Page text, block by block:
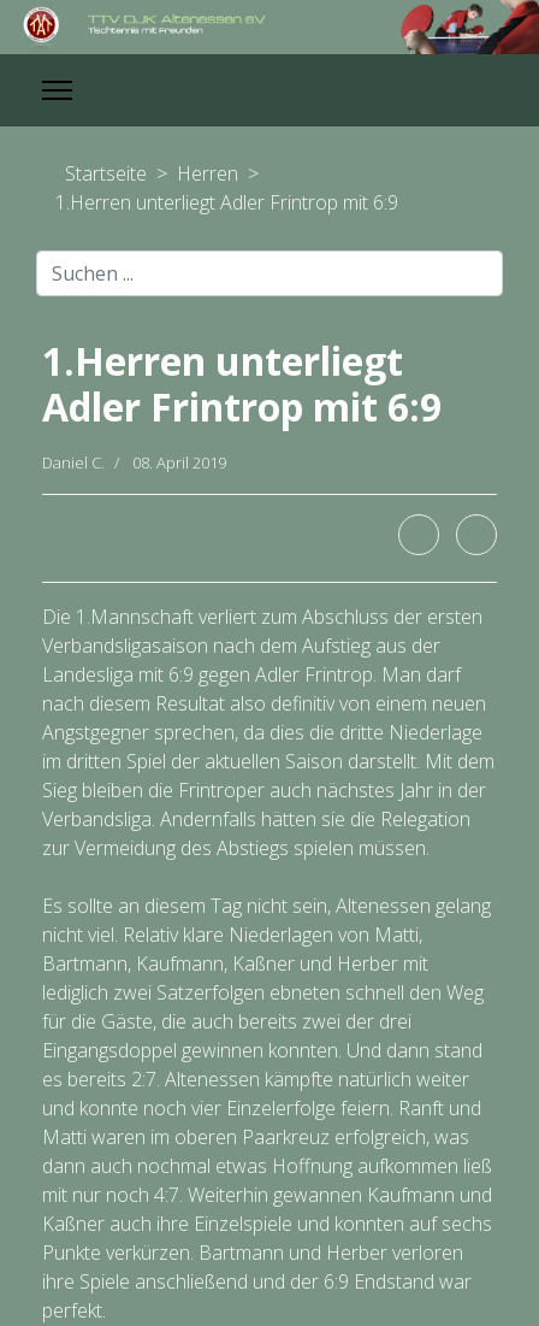
Startseite > Herren >
1.Herren unterliegt Adler Frintrop mit 6:9
Suchen
...
1.Herren unterliegt
Adler Frintrop mit 6:9
Daniel C. 08. April 2019
Die 1.Mannschaft verliert zum Abschluss der ersten
Verbandsligasaison nach dem Aufstieg aus der
Landesliga mit 6:9 gegen Adler Frintrop. Man darf
nach diesem Resultat also definitiv von einem neuen
Angstgegner sprechen, da dies die dritte Niederlage
im dritten Spiel der aktuellen Saison darstellt. Mit dem
Sieg bleiben die Frintroper auch nächstes Jahr in der
Verbandsliga. Andernfalls hätten sie die Relegation
zur Vermeidung des Abstiegs spielen müssen.
Es sollte an diesem Tag nicht sein, Altenessen gelang
nicht viel. Relativ klare Niederlagen von Matti,
Bartmann, Kaufmann, Kaßner und Herber mit
lediglich zwei Satzerfolgen ebneten schnell den Weg
für die Gäste, die auch bereits zwei der drei
Eingangsdoppel gewinnen konnten. Und dann stand
es bereits 2:7. Altenessen kämpfte natürlich weiter
und konnte noch vier Einzelerfolge feiern. Ranft und
Matti waren im oberen Paarkreuz erfolgreich, was
dann auch nochmal etwas Hoffnung aufkommen ließ
mit nur noch 4:7. Weiterhin gewannen Kaufmann und
Kaßner auch ihre Einzelspiele und konnten auf sechs
Punkte verkürzen. Bartmann und Herber verloren
ihre Spiele anschließend und der 6:9 Endstand war
perfekt.